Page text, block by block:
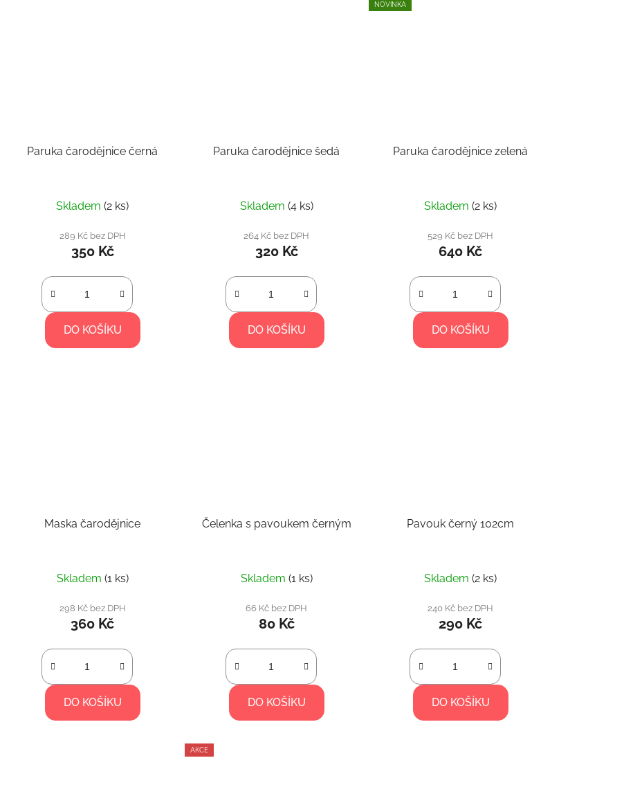
Paruka čarodějnice černá
Skladem(2 ks)
289 Kč bez DPH
350 Kč
DO KOŠÍKU
Paruka čarodějnice šedá
Skladem (4 ks)
264 Kč bez DPH
320 Kč
DO KOŠÍKU
NOVINKA
Paruka čarodějnice zelená
Skladem(2 ks)
529 Kč bez DPH
640 Kč
DO KOŠÍKU
Maska čarodějnice
Skladem (1 ks)
298 Kč bez DPH
360 Kč
DO KOŠÍKU
Čelenka s pavoukem černým
Skladem (1 ks)
66 Kč bez DPH
80 Kč
DO KOŠÍKU
Pavouk černý 102cm
Skladem(2 ks)
240 Kč bez DPH
290 Kč
DO KOŠÍKU
AKCE